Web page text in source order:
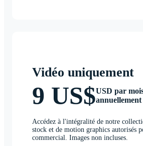
Vidéo uniquement
9 US$USD par
annuellement
Accédez à l'intégralité de notre
stock et de motion graphics autorisés
commercial. Images non incluses.